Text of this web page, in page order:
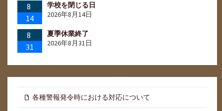
8
14
学校を閉じる日
2026年8月14日
8
31
夏季休業終了
2026年8月31日
各種警報発令時における対応について